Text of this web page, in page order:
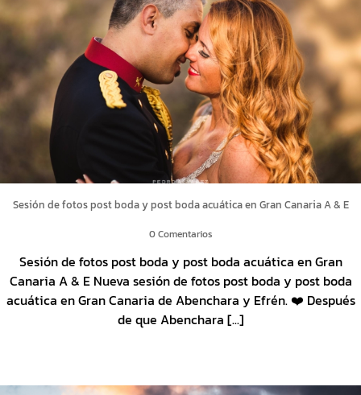
Sesión de fotos post boda y post boda acuática en Gran Canaria A & E
0 Comentarios
Sesión de fotos post boda y post boda acuática en Gran
Canaria A & E Nueva sesión de fotos post boda y post boda
acuática en Gran Canaria de Abenchara y Efrén. ❤️ Después
de que Abenchara [...]